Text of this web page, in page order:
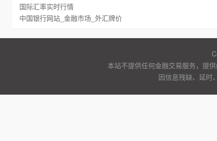
国际汇率实时行情
中国银行网站_金融市场_外汇牌价
本站不提供任何金融交易服务，提
因信息残缺、延时